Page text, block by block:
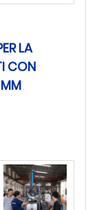
LA
CON